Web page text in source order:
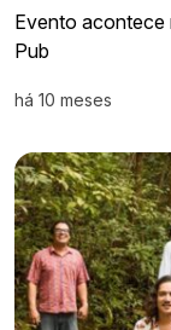
Evento acontece
Pub
há 10 meses